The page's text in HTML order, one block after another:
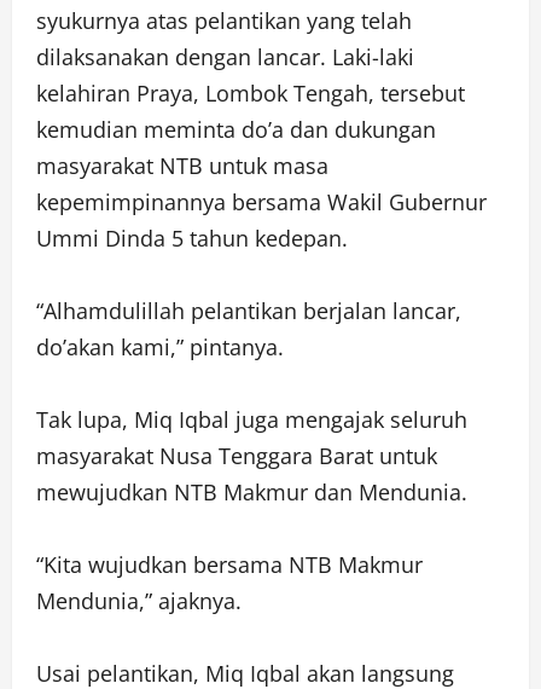
syukurnya atas pelantikan yang telah
dilaksanakan dengan lancar. Laki-laki
kelahiran Praya, Lombok Tengah, tersebut
kemudian meminta do’a dan dukungan
masyarakat NTB untuk masa
kepemimpinannya bersama Wakil Gubernur
Ummi Dinda 5 tahun kedepan.
“Alhamdulillah pelantikan berjalan lancar,
do’akan kami,” pintanya.
Tak lupa, Miq Iqbal juga mengajak seluruh
masyarakat Nusa Tenggara Barat untuk
mewujudkan NTB Makmur dan Mendunia.
“Kita wujudkan bersama NTB Makmur
Mendunia,” ajaknya.
Usai pelantikan, Miq Iqbal akan langsung